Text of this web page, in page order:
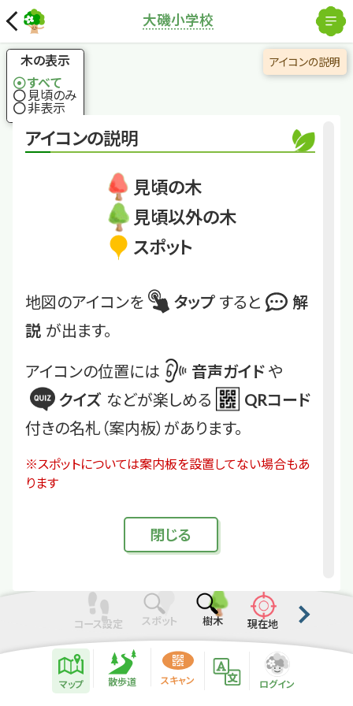
アイコンの説明
見頃の木
見頃以外の木
スポット
地図のアイコンを タップ すると
解
説 が出ます。
アイコンの位置には 音声ガイド や
クイズ などが楽しめる
QRコード
付きの名札（案内板）があります。
※スポットについては案内板を設置してない場合もあ
ります
閉じる
大磯小学校
クスノキ
クスノキ
国土地理院
木の表示
すべて
見頃のみ
非表示
解除
アイコンの説明
コース設定 スポット 樹木 現在地
マップ 散歩道 スキャン ログイン
散歩道紹介ページ
緑地紹介情報